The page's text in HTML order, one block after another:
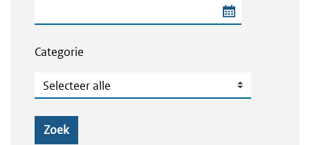
Categorie
Categorie
Zoek